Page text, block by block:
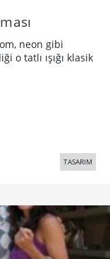
neon gibi
o tatlı ışığı klasik
TASARIM